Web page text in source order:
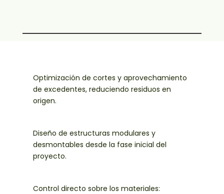
Optimización de cortes y aprovechamiento
de excedentes, reduciendo residuos en
origen.
Diseño de estructuras modulares y
desmontables desde la fase inicial del
proyecto.
Control directo sobre los materiales: